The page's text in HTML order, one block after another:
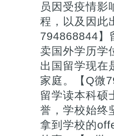
员因受疫情影
程，以及因此
794868844】
卖国外学历学
出国留学现在
家庭。【Q微
留学读本科硕
誉，学校始终
拿到学校的